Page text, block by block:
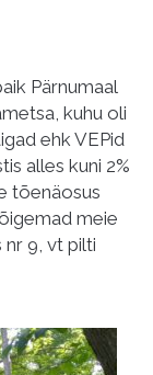
Pärnumaal
kuhu oli
ehk VEPid
alles kuni 2%
tõenäosus
meie
9, vt pilti